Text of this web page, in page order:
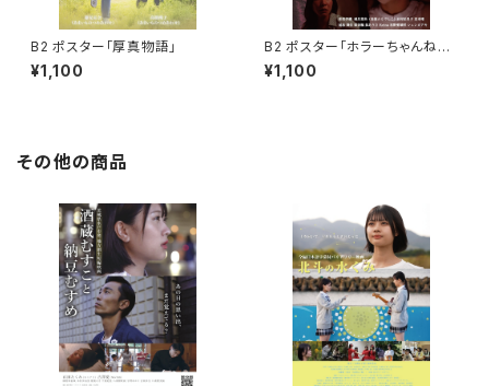
B2 ポスター「厚真物語」
¥1,100
B2 ポスター「ホラーちゃんねる
presents埼玉の怖い話」
¥1,100
その他の商品